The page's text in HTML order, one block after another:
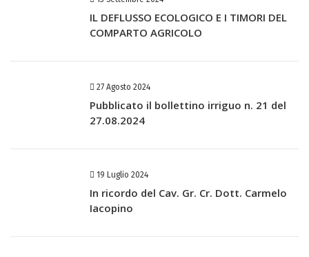
IL DEFLUSSO ECOLOGICO E I TIMORI DEL
COMPARTO AGRICOLO
27 Agosto 2024
Pubblicato il bollettino irriguo n. 21 del
27.08.2024
19 Luglio 2024
In ricordo del Cav. Gr. Cr. Dott. Carmelo
Iacopino